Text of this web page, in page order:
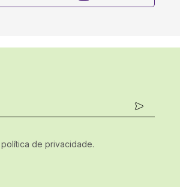
de privacidade.